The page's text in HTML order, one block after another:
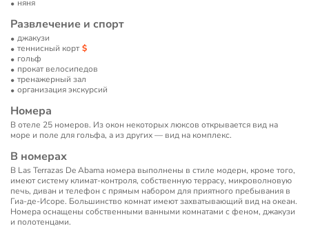
няня
Развлечение и спорт
джакузи
теннисный корт
гольф
прокат велосипедов
тренажерный зал
организация экскурсий
Номера
В отеле 25 номеров. Из окон некоторых люксов открывается вид на
море и поле для гольфа, а из других — вид на комплекс.
В номерах
В Las Terrazas De Abama номера выполнены в стиле модерн, кроме того,
имеют систему климат-контроля, собственную террасу, микроволновую
печь, диван и телефон с прямым набором для приятного пребывания в
Гиа-де-Исоре. Большинство комнат имеют захватывающий вид на океан.
Номера оснащены собственными ванными комнатами с феном, джакузи
и полотенцами.